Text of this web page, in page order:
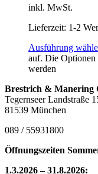
inkl. MwSt.
Lieferzeit: 1-2
Ausführung
auf. Die Optionen
werden
Brestrich & Manering
Tegernseer Landstraße
81539 München
089 / 55931800
Öffnungszeiten
1.3.2026 – 31.8.2026: